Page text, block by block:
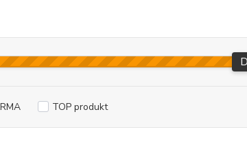
TOP produkt